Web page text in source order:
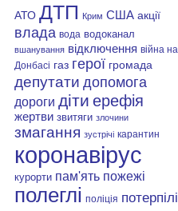
АТО ДТП Крим США акції
влада вода водоканал
вшанування відключення війна на
Донбасі газ герої громада
депутати допомога
дороги діти ерефія
жертви звитяги злочини
змагання зустрічі карантин
коронавірус
курорти пам'ять пожежі
полеглі поліція потерпілі